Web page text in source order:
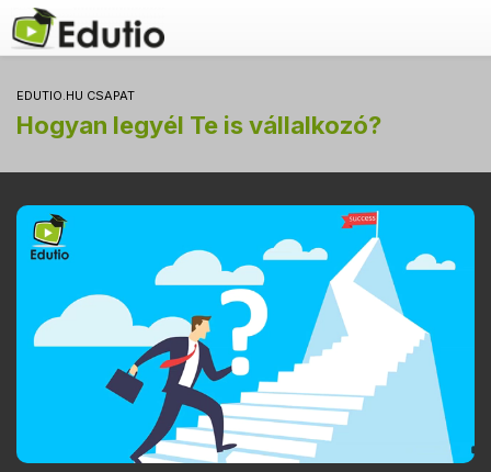
EDUTIO.HU CSAPAT
Hogyan legyél Te is vállalkozó?